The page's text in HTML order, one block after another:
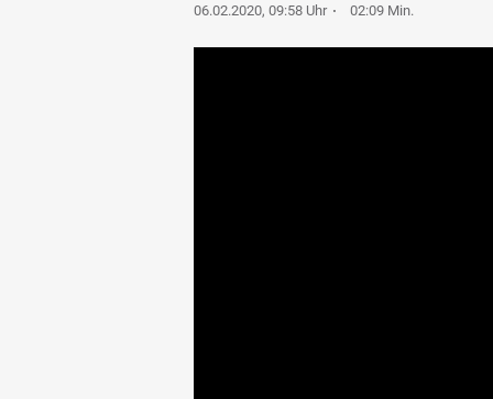
06.02.2020, 09:58 Uhr 02:09 Min.